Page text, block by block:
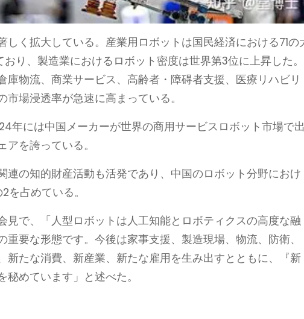
しく拡大している。産業用ロボットは国民経済における71の
り、製造業におけるロボット密度は世界第3位に上昇した。
庫物流、商業サービス、高齢者・障碍者支援、医療リハビリ
場浸透率が急速に高まっている。
年には中国メーカーが世界の商用サービスロボット市場で
を誇っている。
連の知的財産活動も活発であり、中国のロボット分野におけ
を占めている。
見で、「人型ロボットは人工知能とロボティクスの高度な融
要な形態です。今後は家事支援、製造現場、物流、防衛、
新たな消費、新産業、新たな雇用を生み出すとともに、『新
めています」と述べた。